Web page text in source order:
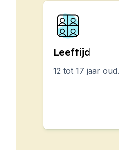
Leeftijd
12 tot 17 jaar oud.